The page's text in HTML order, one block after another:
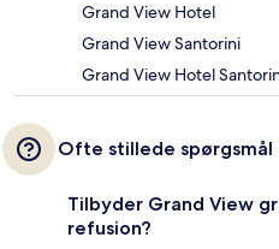
Grand View Hotel
Grand View Santorini
Grand View Hotel
Ofte stillede spørgsmål
Tilbyder Grand View
refusion?